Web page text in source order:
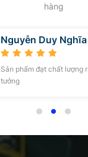
hàng
Nguyễn Duy Nghĩa
Sản phẩm đạt chất lượng
tưởng